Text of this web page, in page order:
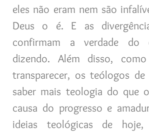
eles não eram nem são
Deus o é. E as
confirmam a verdade do
dizendo. Além disso,
transparecer, os teólogos
saber mais teologia do que
causa do progresso e
ideias teológicas de